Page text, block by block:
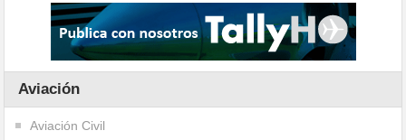
Aviación
Aviación Civil